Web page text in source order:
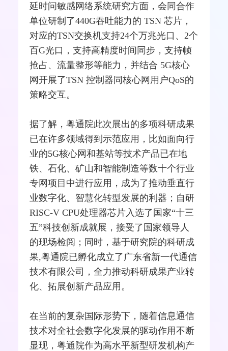
延时问敏感网络系统研究方面，会同合作
单位研制了440G吞吐能力的 TSN 芯片，
对应的TSN交换机支持24个万兆光口、2个
百G光口，支持高精度时间同步，支持帧
抢占、流量整形等能力，并结合 5G核心
网开展了TSN 控制器同核心网用户QoS的
策略交互。
据了解，粤通院此次展出的多项科研成果
已在许多领域得到示范应用，比如面向行
业的5G核心网和基站等技术产品已在地
铁、石化、矿山和智能制造等数十个行业
专网项目中进行应用，成为了推动垂直行
业数字化、智慧化转型发展的利器；自研
RISC-V CPU处理器芯片入选了国家“十三
五”科技创新成就展，接受了国家领导人
的现场检阅；同时，基于研究院的科研成
果,粤通院已孵化成立了广东省新一代通信
技术有限公司，全力推动科研成果产业转
化、拓展创新产品应用。
在当前的复杂国际形势下，随着信息通信
技术对全社会数字化发展的驱动作用不断
显现，粤通院作为高水平新型研发机构产